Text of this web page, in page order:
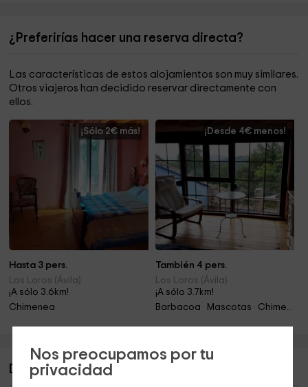
Nos preocupamos por tu
privacidad
¿Preferirías hacer una reserva directa?
Las características de estos alojamientos son muy similares.
Otros viajeros han decidido reservar directamente con
ellos.
¡Sólo 2€ más!
Hasta 3 pers.
Los Loros (Ávila)
¡A sólo 3.6km!
Chimenea
¡Desde 4€ menos!
También 4 pers.
Los Loros (Ávila)
¡A sólo 3.7km!
Barbacoa · Mascotas · Chimenea
Descripción de Casa La Celestina